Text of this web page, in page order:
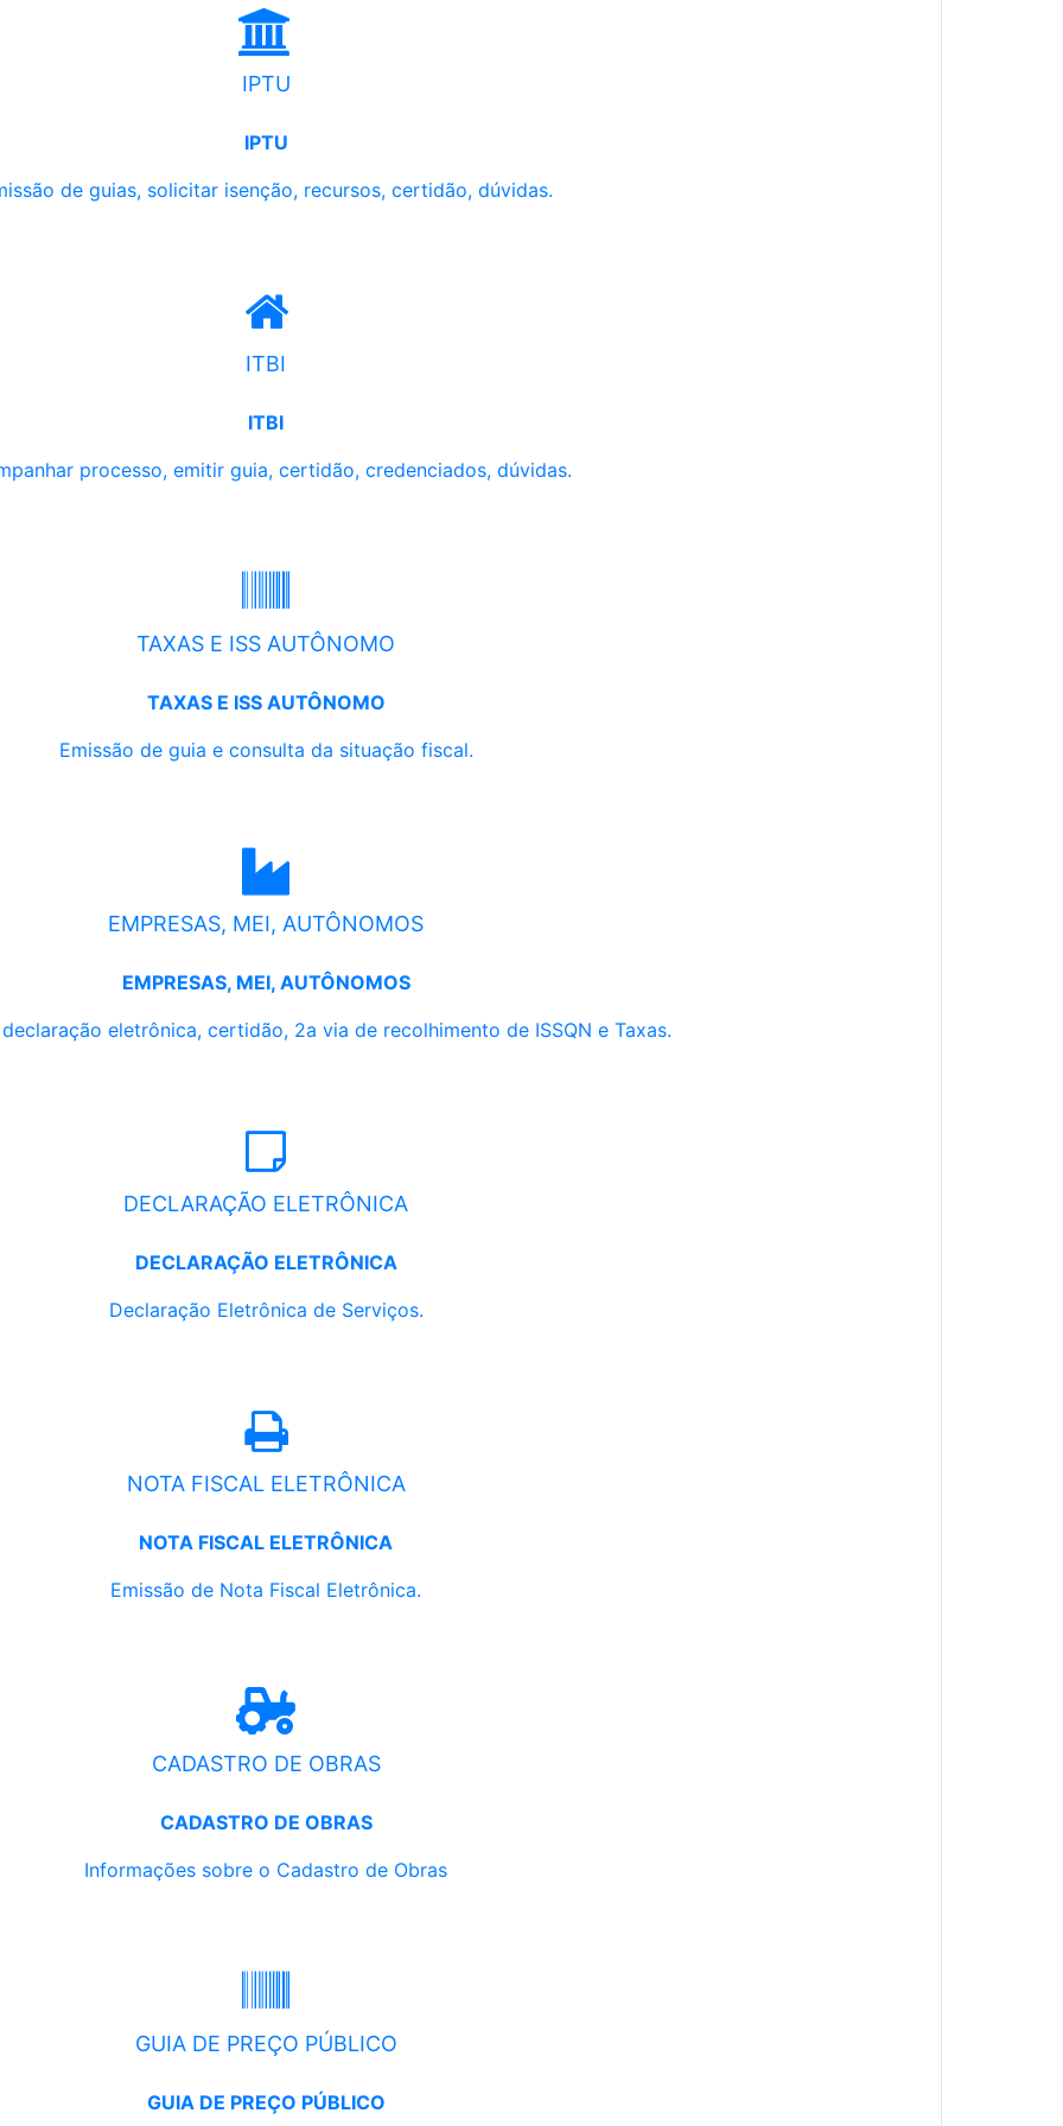
IPTU
IPTU
de guias, solicitar isenção, recursos, certidão, dúvidas.
ITBI
ITBI
processo, emitir guia, certidão, credenciados, dúvidas.
TAXAS E ISS AUTÔNOMO
TAXAS E ISS AUTÔNOMO
Emissão de guia e consulta da situação fiscal.
EMPRESAS, MEI, AUTÔNOMOS
EMPRESAS, MEI, AUTÔNOMOS
eletrônica, certidão, 2a via de recolhimento de ISSQN e Taxas.
DECLARAÇÃO ELETRÔNICA
DECLARAÇÃO ELETRÔNICA
Declaração Eletrônica de Serviços.
NOTA FISCAL ELETRÔNICA
NOTA FISCAL ELETRÔNICA
Emissão de Nota Fiscal Eletrônica.
CADASTRO DE OBRAS
CADASTRO DE OBRAS
Informações sobre o Cadastro de Obras
GUIA DE PREÇO PÚBLICO
GUIA DE PREÇO PÚBLICO